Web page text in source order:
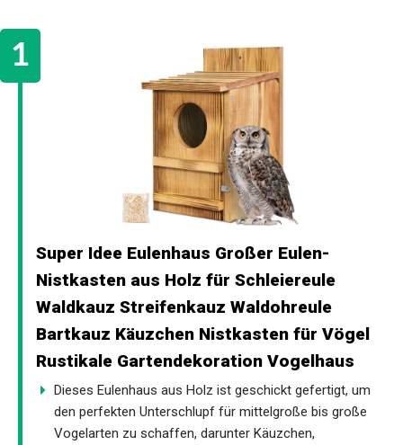
Super Idee Eulenhaus Großer Eulen-
Nistkasten aus Holz für Schleiereule
Waldkauz Streifenkauz Waldohreule
Bartkauz Käuzchen Nistkasten für Vögel
Rustikale Gartendekoration Vogelhaus
Dieses Eulenhaus aus Holz ist geschickt gefertigt, um
den perfekten Unterschlupf für mittelgroße bis große
Vogelarten zu schaffen, darunter Käuzchen,